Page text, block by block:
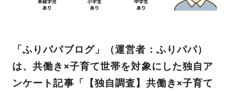
「ふりパパブログ」（運営者：ふりパパ）
は、共働き×子育て世帯を対象にした独自ア
ンケート記事「【独自調査】共働き×子育て